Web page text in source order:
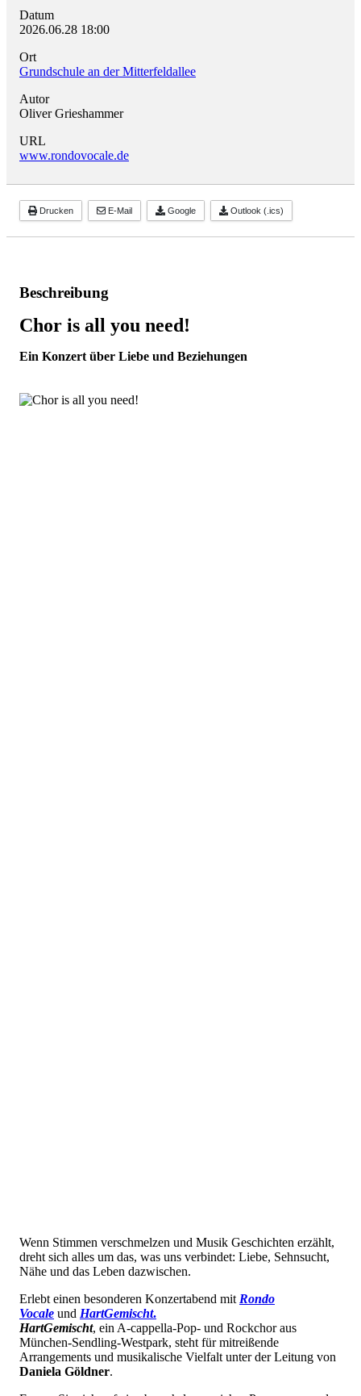
Datum
2026.06.28 18:00
Ort
Grundschule an der Mitterfeldallee
Autor
Oliver Grieshammer
URL
www.rondovocale.de
Drucken E-Mail Google Outlook (.ics)
Beschreibung
Chor is all you need!
Ein Konzert über Liebe und Beziehungen
Wenn Stimmen verschmelzen und Musik Geschichten erzählt,
dreht sich alles um das, was uns verbindet: Liebe, Sehnsucht,
Nähe und das Leben dazwischen.
Erlebt einen besonderen Konzertabend mit Rondo
Vocale und HartGemischt.
HartGemischt, ein A-cappella-Pop- und Rockchor aus
München-Sendling-Westpark, steht für mitreißende
Arrangements und musikalische Vielfalt unter der Leitung von
Daniela Göldner.